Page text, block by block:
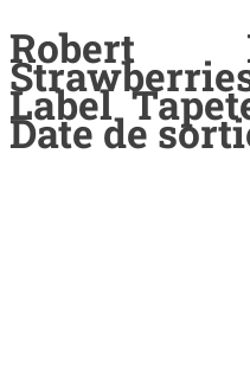
Robert
Label
Date de